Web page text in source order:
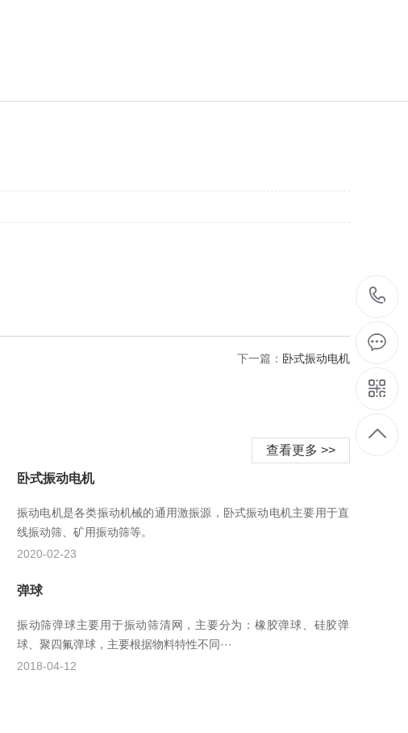
下一篇： 卧式振动电机
查看更多 >>
卧式振动电机
振动电机是各类振动机械的通用激振源，卧式振动电机主要用于直
线振动筛、矿用振动筛等。
2020-02-23
弹球
振动筛弹球主要用于振动筛清网，主要分为：橡胶弹球、硅胶弹
球、聚四氟弹球，主要根据物料特性不同···
2018-04-12